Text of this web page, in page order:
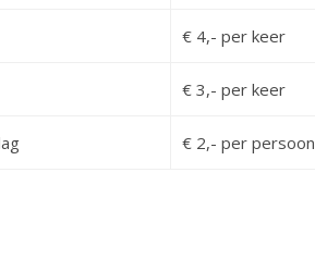
€ 4,- per keer
€ 3,- per keer
€ 2,- per persoon